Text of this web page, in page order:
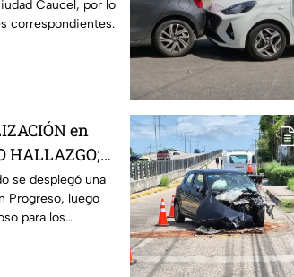
Caucel, por lo
correspondientes.
en
HALLAZGO;
se desplegó una
Progreso, luego
para los